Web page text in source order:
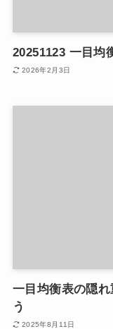
20251123 一目均
2026年2月3日
一目均衡表の隠
う
2025年8月11日